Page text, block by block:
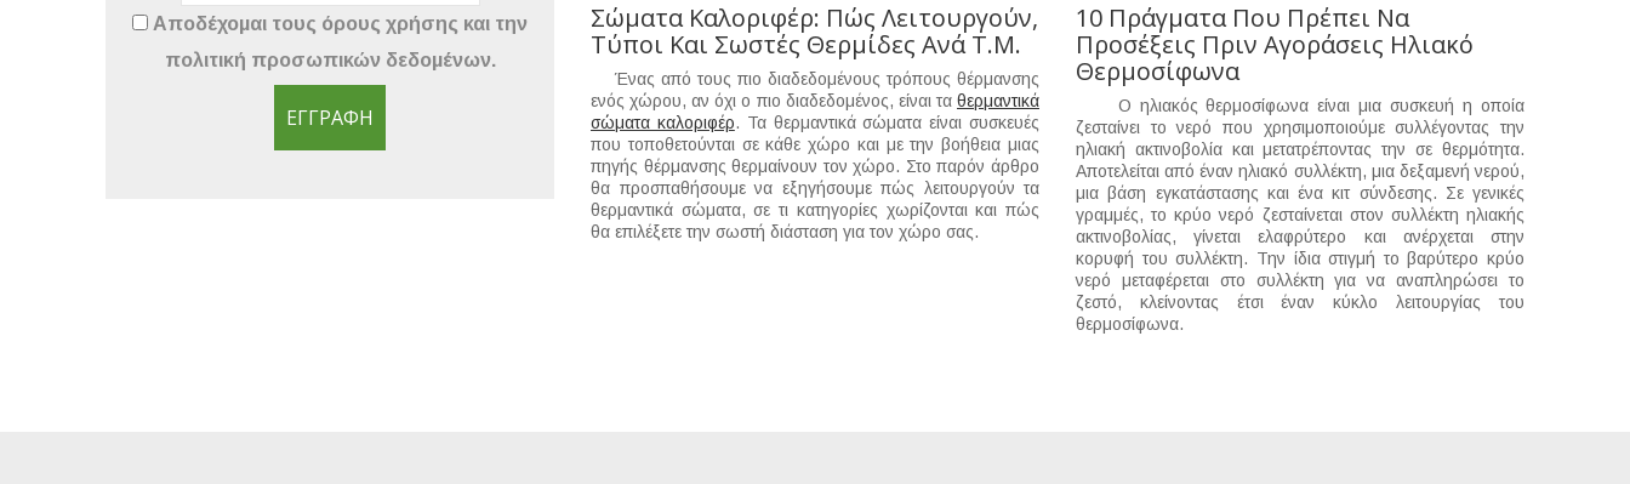
Αποδέχομαι τους όρους χρήσης και την
πολιτική προσωπικών δεδομένων.
ΕΓΓΡΑΦΉ
Σώματα Καλοριφέρ: Πώς Λειτουργούν,
Τύποι Και Σωστές Θερμίδες Ανά Τ.μ.
Ένας από τους πιο διαδεδομένους τρόπους θέρμανσης
ενός χώρου, αν όχι ο πιο διαδεδομένος, είναι τα θερμαντικά
σώματα καλοριφέρ. Τα θερμαντικά σώματα είναι συσκευές
που τοποθετούνται σε κάθε χώρο και με την βοήθεια μιας
πηγής θέρμανσης θερμαίνουν τον χώρο. Στο παρόν άρθρο
θα προσπαθήσουμε να εξηγήσουμε πώς λειτουργούν τα
θερμαντικά σώματα, σε τι κατηγορίες χωρίζονται και πώς
θα επιλέξετε την σωστή διάσταση για τον χώρο σας.
10 Πράγματα Που Πρέπει Να
Προσέξεις Πριν Αγοράσεις Ηλιακό
Θερμοσίφωνα
Ο ηλιακός θερμοσίφωνα είναι μια συσκευή η οποία
ζεσταίνει το νερό που χρησιμοποιούμε συλλέγοντας την
ηλιακή ακτινοβολία και μετατρέποντας την σε θερμότητα.
Αποτελείται από έναν ηλιακό συλλέκτη, μια δεξαμενή νερού,
μια βάση εγκατάστασης και ένα κιτ σύνδεσης. Σε γενικές
γραμμές, το κρύο νερό ζεσταίνεται στον συλλέκτη ηλιακής
ακτινοβολίας, γίνεται ελαφρύτερο και ανέρχεται στην
κορυφή του συλλέκτη. Την ίδια στιγμή το βαρύτερο κρύο
νερό μεταφέρεται στο συλλέκτη για να αναπληρώσει το
ζεστό, κλείνοντας έτσι έναν κύκλο λειτουργίας του
θερμοσίφωνα.